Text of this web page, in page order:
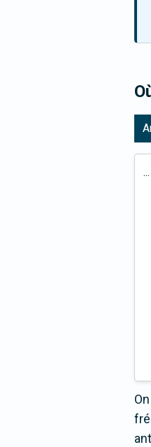
...